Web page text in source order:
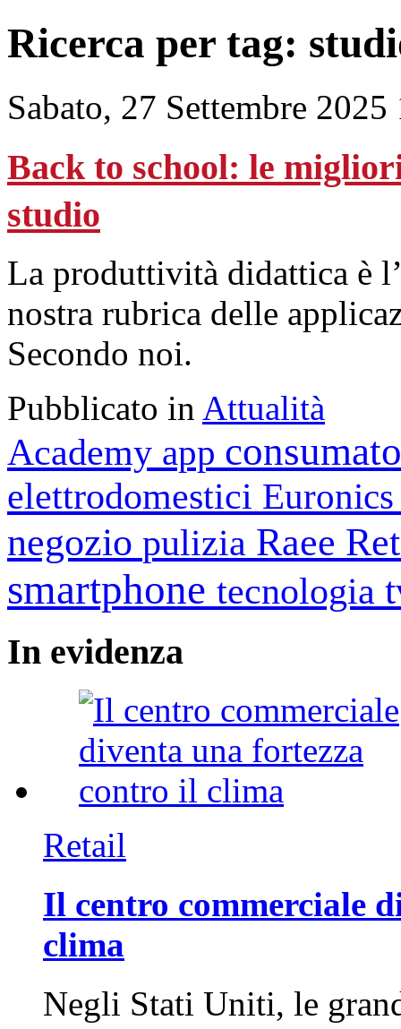
Ricerca per tag:
Sabato, 27 Settembre 2025
Back to school: le
studio
La produttività didattica è
nostra rubrica delle
Secondo noi.
Pubblicato in Attualità
Academy app
elettrodomestici
negozio pulizia Raee
smartphone tecnologia
In evidenza
Retail
Il centro commerciale
clima
Negli Stati Uniti, le